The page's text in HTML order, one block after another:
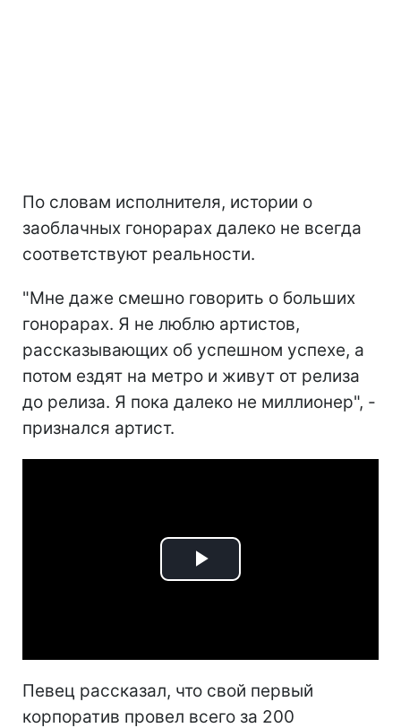
По словам исполнителя, истории о
заоблачных гонорарах далеко не всегда
соответствуют реальности.
"Мне даже смешно говорить о больших
гонорарах. Я не люблю артистов,
рассказывающих об успешном успехе, а
потом ездят на метро и живут от релиза
до релиза. Я пока далеко не миллионер", -
признался артист.
Play
Певец рассказал, что свой первый
корпоратив провел всего за 200